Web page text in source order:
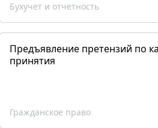
Бухучет и отчетность
Предъявление претензий по
принятия
Гражданское право